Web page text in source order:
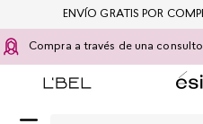
Compra a través de una
ENVÍO GRATIS POR